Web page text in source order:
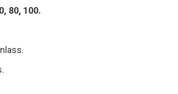
80, 100.